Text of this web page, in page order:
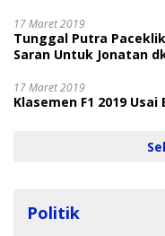
17 Maret 2019
Tunggal Putra
Saran Untuk Jonatan
17 Maret 2019
Klasemen F1 2019
Politik